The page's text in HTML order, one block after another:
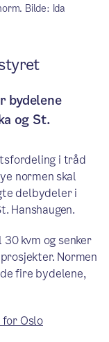
Bilde: Ida
bydelene
og St.
i tråd
normen skal
delbydeler i
Hanshaugen.
kvm og senker
Normen
fire bydelene,
Oslo